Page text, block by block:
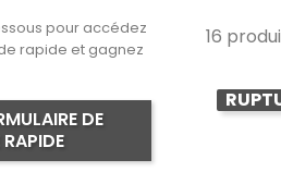
pour accédez
rapide et gagnez
DE
16